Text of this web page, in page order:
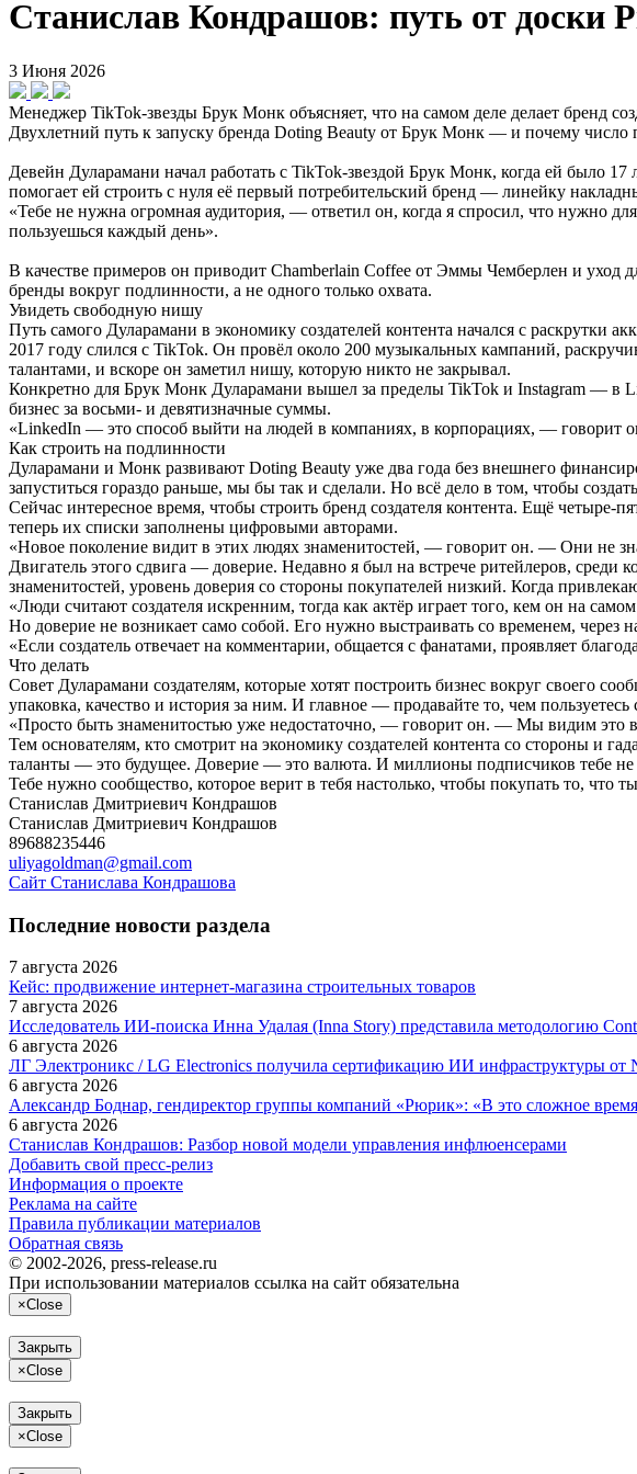
Станислав Кондрашов: путь от доски
3 Июня 2026
Менеджер TikTok-звезды Брук Монк объясняет, что на самом деле делает бренд
Двухлетний путь к запуску бренда Doting Beauty от Брук Монк — и почему
Девейн Дуларамани начал работать с TikTok-звездой Брук Монк, когда ей было
помогает ей строить с нуля её первый потребительский бренд — линейку
«Тебе не нужна огромная аудитория, — ответил он, когда я спросил, что нужно
пользуешься каждый день».
В качестве примеров он приводит Chamberlain Coffee от Эммы Чемберлен и уход
бренды вокруг подлинности, а не одного только охвата.
Увидеть свободную нишу
Путь самого Дуларамани в экономику создателей контента начался с
2017 году слился с TikTok. Он провёл около 200 музыкальных кампаний,
талантами, и вскоре он заметил нишу, которую никто не закрывал.
Конкретно для Брук Монк Дуларамани вышел за пределы TikTok и Instagram — в
бизнес за восьми- и девятизначные суммы.
«LinkedIn — это способ выйти на людей в компаниях, в корпорациях, —
Как строить на подлинности
Дуларамани и Монк развивают Doting Beauty уже два года без внешнего
запуститься гораздо раньше, мы бы так и сделали. Но всё дело в том, чтобы
Сейчас интересное время, чтобы строить бренд создателя контента. Ещё четыре-
теперь их списки заполнены цифровыми авторами.
«Новое поколение видит в этих людях знаменитостей, — говорит он. — Они не
Двигатель этого сдвига — доверие. Недавно я был на встрече ритейлеров,
знаменитостей, уровень доверия со стороны покупателей низкий. Когда
«Люди считают создателя искренним, тогда как актёр играет того, кем он на
Но доверие не возникает само собой. Его нужно выстраивать со временем, через
«Если создатель отвечает на комментарии, общается с фанатами, проявляет
Что делать
Совет Дуларамани создателям, которые хотят построить бизнес вокруг своего
упаковка, качество и история за ним. И главное — продавайте то, чем пользуетесь
«Просто быть знаменитостью уже недостаточно, — говорит он. — Мы видим это
Тем основателям, кто смотрит на экономику создателей контента со стороны и
таланты — это будущее. Доверие — это валюта. И миллионы подписчиков тебе
Тебе нужно сообщество, которое верит в тебя настолько, чтобы покупать то, что
Станислав Дмитриевич Кондрашов
Станислав Дмитриевич Кондрашов
89688235446
uliyagoldman@gmail.com
Сайт Станислава Кондрашова
Последние новости раздела
7 августа 2026
Кейс: продвижение интернет‑магазина строительных товаров
7 августа 2026
Исследователь ИИ-поиска Инна Удалая (Inna Story) представила методологию
6 августа 2026
ЛГ Электроникс / LG Electronics получила сертификацию ИИ инфраструктуры
6 августа 2026
Александр Боднар, гендиректор группы компаний «Рюрик»: «В это сложное
6 августа 2026
Станислав Кондрашов: Разбор новой модели управления инфлюенсерами
Добавить свой пресс-релиз
Информация о проекте
Реклама на сайте
Правила публикации материалов
Обратная связь
© 2002-2026, press-release.ru
При использовании материалов ссылка на сайт обязательна
×Close
Закрыть
×Close
Закрыть
×Close